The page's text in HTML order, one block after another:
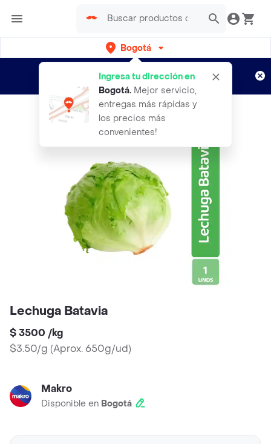
Bogotá
Ingresa tu dirección en
Bogotá. Mejor servicio,
entregas más rápidas y
los precios más
convenientes!
envíos gratis por semanas
Aplican TyC
Lechuga Batavia
$ 3500 /kg
$3.50/g (Aprox. 650g/ud)
Makro
Disponible en Bogotá